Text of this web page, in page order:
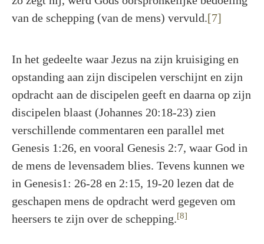
van de schepping (van de mens) vervuld.[7]
In het gedeelte waar Jezus na zijn kruisiging en
opstanding aan zijn discipelen verschijnt en zijn
opdracht aan de discipelen geeft en daarna op zijn
discipelen blaast (Johannes 20:18-23) zien
verschillende commentaren een parallel met
Genesis 1:26, en vooral Genesis 2:7, waar God in
de mens de levensadem blies. Tevens kunnen we
in Genesis1: 26-28 en 2:15, 19-20 lezen dat de
geschapen mens de opdracht werd gegeven om
heersers te zijn over de schepping.[8]